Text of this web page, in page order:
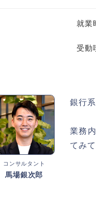
就業
受動
コンサルタント
馬場銀次郎
銀行
業務
てみ